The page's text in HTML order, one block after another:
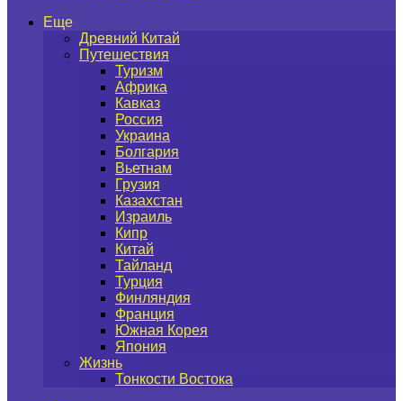
Еще
Древний Китай
Путешествия
Туризм
Африка
Кавказ
Россия
Украина
Болгария
Вьетнам
Грузия
Казахстан
Израиль
Кипр
Китай
Тайланд
Турция
Финляндия
Франция
Южная Корея
Япония
Жизнь
Тонкости Востока